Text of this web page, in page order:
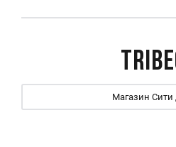
Магазин